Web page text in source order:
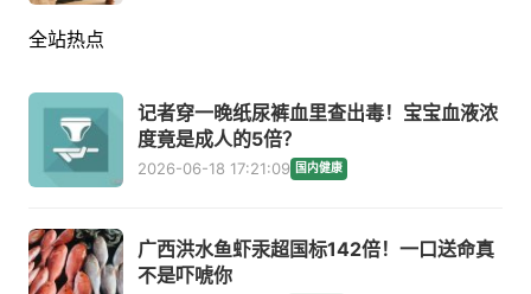
全站热点
记者穿一晚纸尿裤血里查出毒！宝宝血液浓
度竟是成人的5倍？
2026-06-18 17:21:09 国内健康
广西洪水鱼虾汞超国标142倍！一口送命真
不是吓唬你